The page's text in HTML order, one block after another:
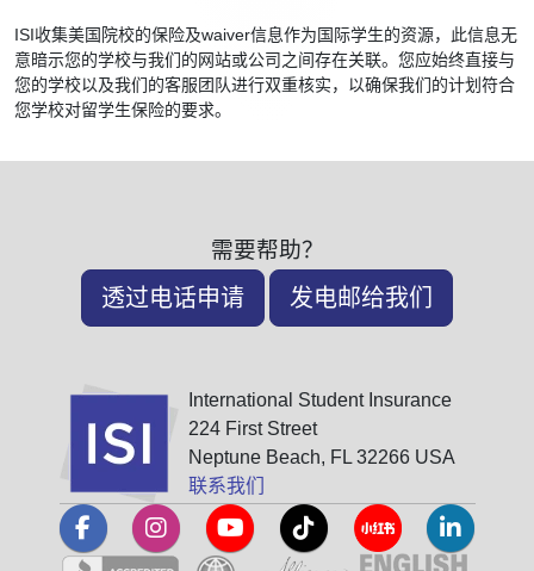
ISI收集美国院校的保险及waiver信息作为国际学生的资源，此信息无
意暗示您的学校与我们的网站或公司之间存在关联。您应始终直接与
您的学校以及我们的客服团队进行双重核实，以确保我们的计划符合
您学校对留学生保险的要求。
需要帮助？
透过电话申请 发电邮给我们
International Student Insurance
224 First Street
Neptune Beach, FL 32266 USA
联系我们